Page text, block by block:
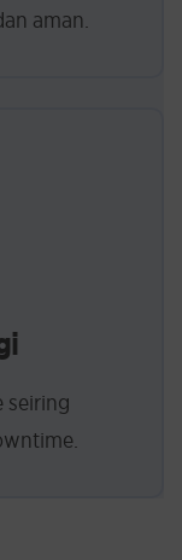
aman.
seiring